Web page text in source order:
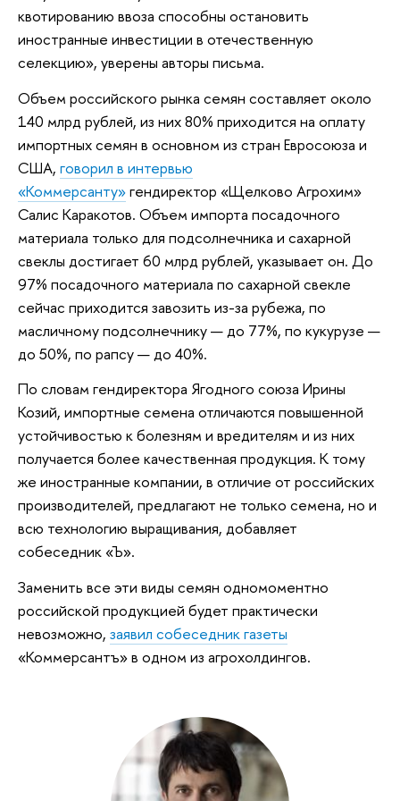
квотированию ввоза способны остановить
иностранные инвестиции в отечественную
селекцию», уверены авторы письма.
Объем российского рынка семян составляет около
140 млрд рублей, из них 80% приходится на оплату
импортных семян в основном из стран Евросоюза и
США, говорил в интервью
«Коммерсанту»гендиректор «Щелково Агрохим»
Салис Каракотов. Объем импорта посадочного
материала только для подсолнечника и сахарной
свеклы достигает 60 млрд рублей, указывает он. До
97% посадочного материала по сахарной свекле
сейчас приходится завозить из-за рубежа, по
масличному подсолнечнику — до 77%, по кукурузе —
до 50%, по рапсу — до 40%.
По словам гендиректора Ягодного союза Ирины
Козий, импортные семена отличаются повышенной
устойчивостью к болезням и вредителям и из них
получается более качественная продукция. К тому
же иностранные компании, в отличие от российских
производителей, предлагают не только семена, но и
всю технологию выращивания, добавляет
собеседник «Ъ».
Заменить все эти виды семян одномоментно
российской продукцией будет практически
невозможно, заявил собеседник газеты
«Коммерсантъ» в одном из агрохолдингов.